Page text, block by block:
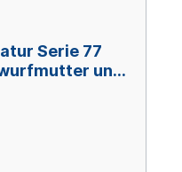
Serie 77
und